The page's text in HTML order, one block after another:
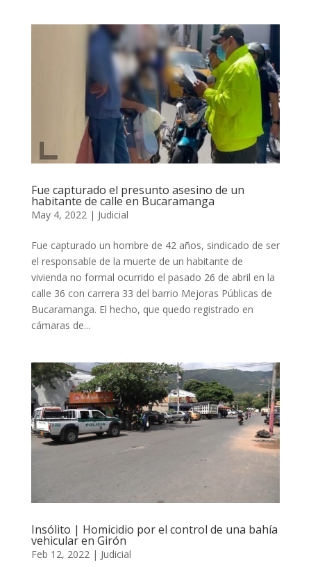
Fue capturado el presunto asesino de un
habitante de calle en Bucaramanga
May 4, 2022| Judicial
Fue capturado un hombre de 42 años, sindicado de ser
el responsable de la muerte de un habitante de
vivienda no formal ocurrido el pasado 26 de abril en la
calle 36 con carrera 33 del barrio Mejoras Públicas de
Bucaramanga. El hecho, que quedo registrado en
cámaras de...
Insólito | Homicidio por el control de una bahía
vehicular en Girón
Feb 12, 2022| Judicial